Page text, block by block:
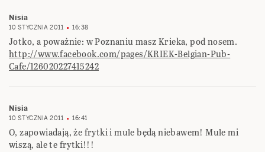
Nisia
10 STYCZNIA 2011 16:38
Jotko, a poważnie: w Poznaniu masz Krieka, pod nosem.
http://www.facebook.com/pages/KRIEK-Belgian-Pub-
Cafe/126020227415242
Nisia
10 STYCZNIA 2011 16:41
O, zapowiadają, że frytki i mule będą niebawem! Mule mi
wiszą, ale te frytki!!!